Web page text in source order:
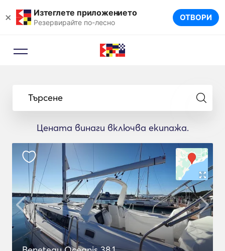
× Изтеглете приложението
Резервирайте по-лесно ОТВОРИ
Търсене
Цената винаги включва екипажа.